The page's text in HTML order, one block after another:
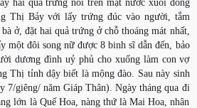
hai quả trứng nổi trên mặt nước xuôi dòng
Thị Bảy với lấy trứng đúc vào người, tắm
ở, đặt hai quả trứng ở chỗ thoáng mát nhất,
một đôi song nữ được 8 binh sĩ dẫn đến, bảo
dương đình uỷ phủ cho xuống làm con vợ
Thị tỉnh dậy biết là mộng đào. Sau này sinh
7/giêng/ năm Giáp Thân). Ngày tháng qua đi
lớn là Quế Hoa, nàng thứ là Mai Hoa, nhân